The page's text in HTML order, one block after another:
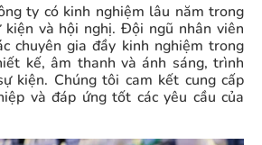
ty có kinh nghiệm lâu năm trong
kiện và hội nghị. Đội ngũ nhân viên
chuyên gia đầy kinh nghiệm trong
kế, âm thanh và ánh sáng, trình
kiện. Chúng tôi cam kết cung cấp
và đáp ứng tốt các yêu cầu của